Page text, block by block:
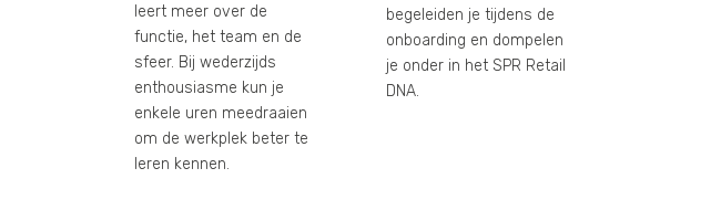
leert meer over de
functie, het team en de
sfeer. Bij wederzijds
enthousiasme kun je
enkele uren meedraaien
om de werkplek beter te
leren kennen.
begeleiden je tijdens de
onboarding en dompelen
je onder in het SPR Retail
DNA.